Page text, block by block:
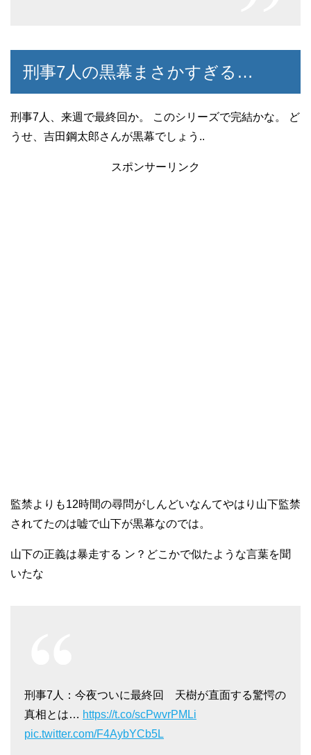
刑事7人の黒幕まさかすぎる…
刑事7人、来週で最終回か。 このシリーズで完結かな。 ど
うせ、吉田鋼太郎さんが黒幕でしょう..
スポンサーリンク
監禁よりも12時間の尋問がしんどいなんてやはり山下監禁
されてたのは嘘で山下が黒幕なのでは。
山下の正義は暴走する ン？どこかで似たような言葉を聞
いたな
刑事7人：今夜ついに最終回 天樹が直面する驚愕の
真相とは… https://t.co/scPwvrPMLi
pic.twitter.com/F4AybYCb5L